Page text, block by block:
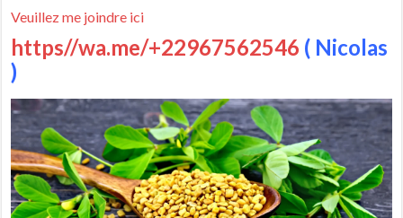
Veuillez me joindre ici
https//wa.me/+22967562546 ( Nicolas
)